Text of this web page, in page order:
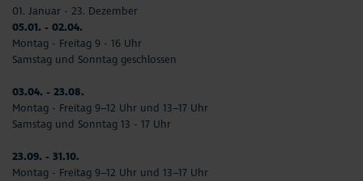
01. Januar - 23. Dezember
05.01. - 02.04.
Montag - Freitag 9 - 16 Uhr
Samstag und Sonntag geschlossen
03.04. - 23.08.
Montag - Freitag 9–12 Uhr und 13–17 Uhr
Samstag und Sonntag 13 - 17 Uhr
23.09. - 31.10.
Montag - Freitag 9–12 Uhr und 13–17 Uhr